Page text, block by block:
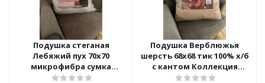
Подушка стеганая
Лебяжий пух 70х70
микрофибра сумка
КОМФОРТ Орхидея
Подушка Верблюжья
шерсть 68х68 тик 100% х/б
с кантом Коллекция
САХАРА Люкс Орхидея